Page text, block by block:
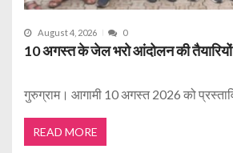
August 4, 2026 0
10 अगस्त के जेल भरो आंदोलन की तैयारियों
गुरुग्राम। आगामी 10 अगस्त 2026 को
READ MORE